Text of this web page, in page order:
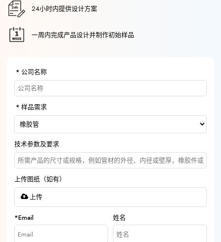
24小时内提供设计方案
一周内完成产品设计并制作初始样品
公司名称
样品需求
技术参数及要求
上传图纸（如有）
上传
*Email 姓名